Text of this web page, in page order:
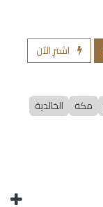
اشترِ الآن
مكة
الخالدية